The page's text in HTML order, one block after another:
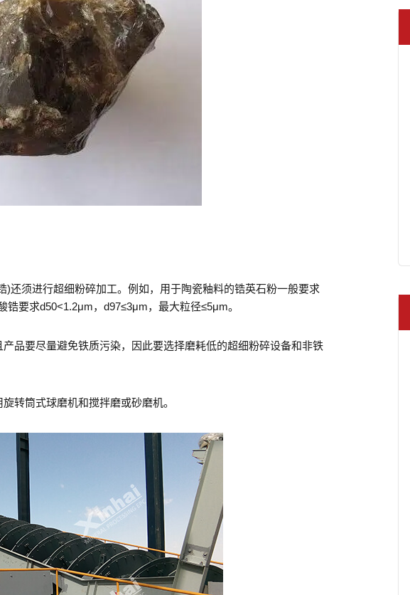
还须进行超细粉碎加工。例如，用于陶瓷釉料的锆英石粉一般要求
要求d50<1.2μm，d97≤3μm，最大粒径≤5μm。
品要尽量避免铁质污染，因此要选择磨耗低的超细粉碎设备和非铁
转筒式球磨机和搅拌磨或砂磨机。